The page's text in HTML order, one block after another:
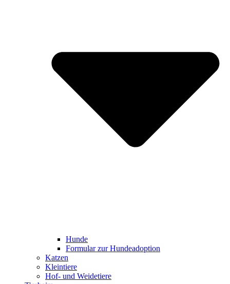
Hunde
Formular zur Hundeadoption
Katzen
Kleintiere
Hof- und Weidetiere